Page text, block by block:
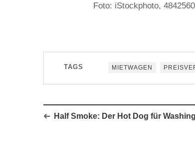
Foto: iStockphoto,
TAGS MIETWAGEN
Half Smoke: Der Hot Dog für